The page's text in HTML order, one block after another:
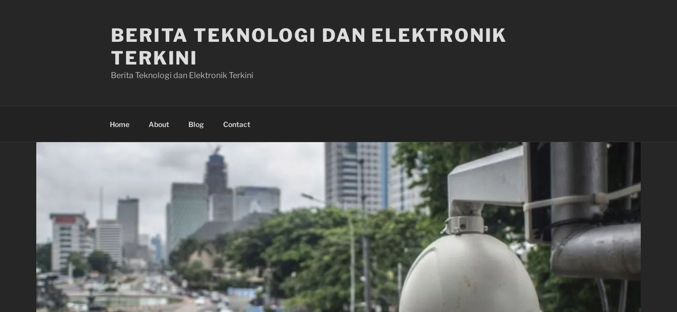
BERITA TEKNOLOGI DAN ELEKTRONIK
TERKINI
Berita Teknologi dan Elektronik Terkini
Home About Blog Contact